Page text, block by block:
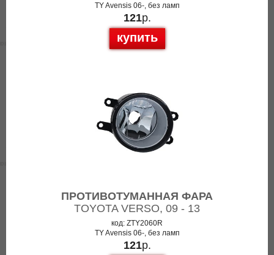
TY Avensis 06-, без ламп
121р.
купить
ПРОТИВОТУМАННАЯ ФАРА
TOYOTA VERSO, 09 - 13
код: ZTY2060R
TY Avensis 06-, без ламп
121р.